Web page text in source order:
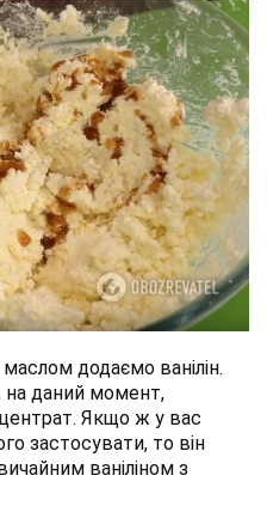
додаємо ванілін.
даний момент,
Якщо ж у вас
застосувати, то він
ваніліном з